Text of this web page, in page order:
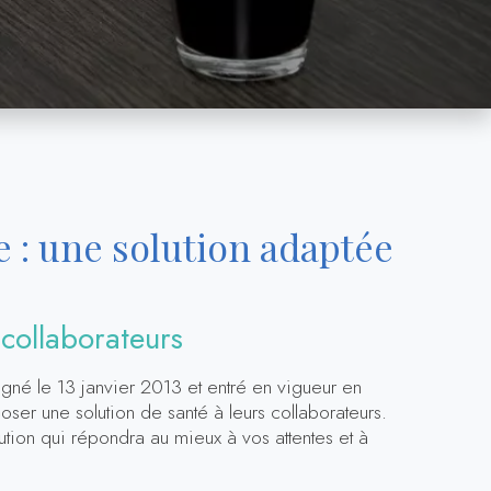
une solution adaptée
le 13 janvier 2013 et entré en vigueur en
une solution de santé à leurs collaborateurs.
qui répondra au mieux à vos attentes et à